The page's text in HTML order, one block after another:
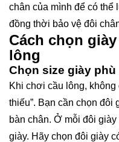
chân của mình để có thể
đồng thời bảo vệ đôi
Cách chọn
lông
Chọn size giày
Khi chơi cầu lông,
thiếu”. Bạn cần chọn đôi
bàn chân. Ở mỗi đôi
giày. Hãy chọn đôi giày